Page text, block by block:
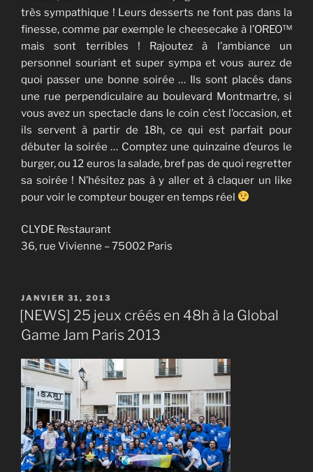
très sympathique ! Leurs desserts ne font pas dans la
finesse, comme par exemple le cheesecake à l’OREO™
mais sont terribles ! Rajoutez à l’ambiance un
personnel souriant et super sympa et vous aurez de
quoi passer une bonne soirée … Ils sont placés dans
une rue perpendiculaire au boulevard Montmartre, si
vous avez un spectacle dans le coin c’est l’occasion, et
ils servent à partir de 18h, ce qui est parfait pour
débuter la soirée … Comptez une quinzaine d’euros le
burger, ou 12 euros la salade, bref pas de quoi regretter
sa soirée ! N’hésitez pas à y aller et à claquer un like
pour voir le compteur bouger en temps réel
CLYDE Restaurant
36, rue Vivienne – 75002 Paris
PUBLIÉ
LE
JANVIER 31, 2013
[NEWS] 25 jeux créés en 48h à la Global
Game Jam Paris 2013